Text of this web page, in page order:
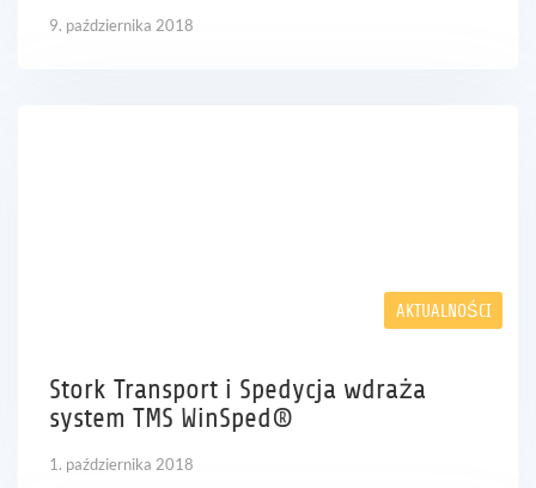
9. października 2018
AKTUALNOŚCI
Stork Transport i Spedycja wdraża
system TMS WinSped®
1. października 2018